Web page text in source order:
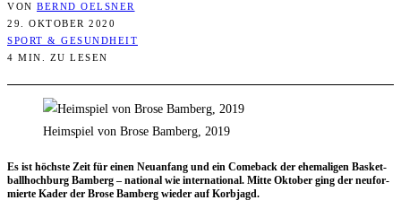
VON BERND OELSNER
29. OKTOBER 2020
SPORT & GESUNDHEIT
4 MIN. ZU LESEN
Heimspiel von Brose Bamberg, 2019
Es ist höchs­te Zeit für einen Neu­an­fang und ein Come­back der ehe­ma­li­gen Bas­ket­
ball­hoch­burg Bam­berg – natio­nal wie inter­na­tio­nal. Mit­te Okto­ber ging der neu­for­
mier­te Kader der Bro­se Bam­berg wie­der auf Korbjagd.